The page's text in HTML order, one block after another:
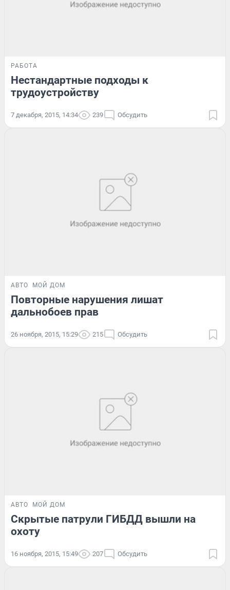
РАБОТА
Нестандартные подходы к
трудоустройству
7 декабря, 2015, 14:34 239 Обсудить
АВТО МОЙ ДОМ
Повторные нарушения лишат
дальнобоев прав
26 ноября, 2015, 15:29 215 Обсудить
АВТО МОЙ ДОМ
Скрытые патрули ГИБДД вышли на
охоту
16 ноября, 2015, 15:49 207 Обсудить